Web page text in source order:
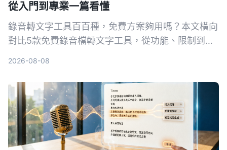
從入門到專業一篇看懂
錄音轉文字工具百百種，免費方案夠用嗎？本文橫向
對比5款免費錄音檔轉文字工具，從功能、限制到適
2026-08-08